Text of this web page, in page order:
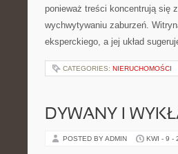
ponieważ treści koncentrują się
wychwytywaniu zaburzeń.
eksperckiego, a jej układ
CATEGORIES: NIERUCHOMOŚCI
DYWANY I
POSTED BY ADMIN KWI - 9 -